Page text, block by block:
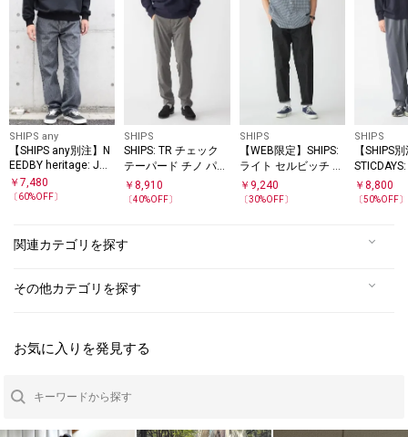
SHIPS any
【SHIPS any別注】N
EEDBY heritage: JOE
ストレート デニム パ
ンツ◇
￥ 7,480
〔60%OFF〕
SHIPS
SHIPS: TR チェック
テーパード チノ パン
ツ
￥8,910
〔40%OFF〕
SHIPS
【WEB限定】SHIPS:
ライト セルビッチ デ
ニム イージー スラッ
クス
￥ 9,240
〔30%OFF〕
SHIPS
【SHIPS
イド イー
￥8,800
〔50%OFF〕
関連カテゴリを探す
その他カテゴリを探す
お気に入りを発見する